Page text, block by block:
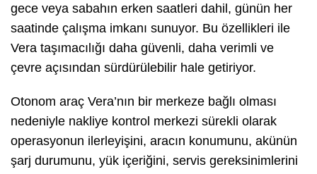
gece veya sabahın erken saatleri dahil, günün her
saatinde çalışma imkanı sunuyor. Bu özellikleri ile
Vera taşımacılığı daha güvenli, daha verimli ve
çevre açısından sürdürülebilir hale getiriyor.
Otonom araç Vera’nın bir merkeze bağlı olması
nedeniyle nakliye kontrol merkezi sürekli olarak
operasyonun ilerleyişini, aracın konumunu, akünün
şarj durumunu, yük içeriğini, servis gereksinimlerini